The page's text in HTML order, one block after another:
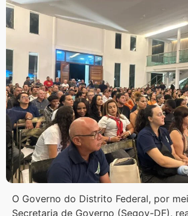
O Governo do Distrito Federal, por
Secretaria de Governo (Segov-DF),